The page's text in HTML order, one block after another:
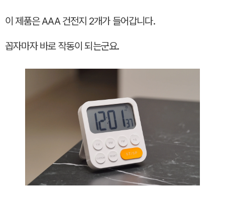
이 제품은 AAA 건전지 2개가 들어갑니다.
꼽자마자 바로 작동이 되는군요.